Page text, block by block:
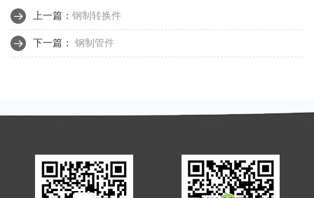
上一篇： 钢制转换件
下一篇： 钢制管件